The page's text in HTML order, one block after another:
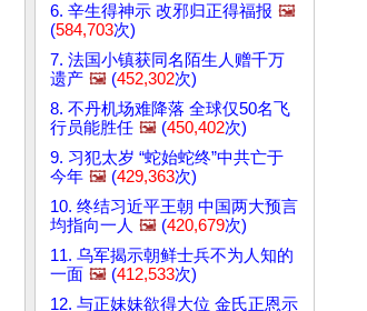
6. 辛生得神示 改邪归正得福报 🖼️
(584,703次)
7. 法国小镇获同名陌生人赠千万
遗产 🖼️ (452,302次)
8. 不丹机场难降落 全球仅50名飞
行员能胜任 🖼️ (450,402次)
9. 习犯太岁 “蛇始蛇终”中共亡于
今年 🖼️ (429,363次)
10. 终结习近平王朝 中国两大预言
均指向一人 🖼️ (420,679次)
11. 乌军揭示朝鲜士兵不为人知的
一面 🖼️ (412,533次)
12. 与正妹妹欲得大位 金氏正恩示